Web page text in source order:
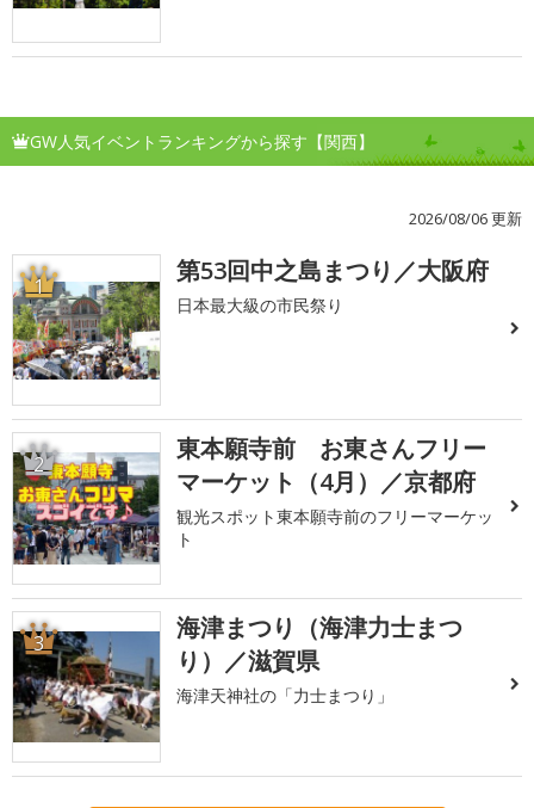
GW人気イベントランキングから探す【関西】
2026/08/06 更新
1 第53回中之島まつり／大阪府
日本最大級の市民祭り
2
東本願寺前 お東さんフリー
マーケット（4月）／京都府
観光スポット東本願寺前のフリーマーケッ
ト
3
海津まつり（海津力士まつ
り）／滋賀県
海津天神社の「力士まつり」